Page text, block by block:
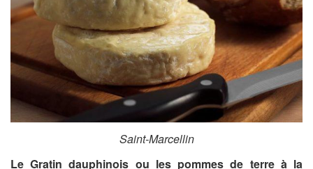
Saint-Marcellin
LeGratin dauphinois ou les pommes de terre à la